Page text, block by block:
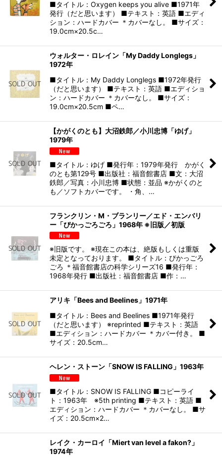
■タイトル：Oxygen keeps you alive ■1971年
発行（だと思います） ■テキスト：英語 ■エディ
ション：ハードカバー ＊カバーなし。 ■サイズ：
19.0cm×20.5c…
ウォルター・ロレイン「My Daddy Longlegs」
1972年
■タイトル：My Daddy Longlegs ■1972年発行
（だと思います） ■テキスト：英語 ■エディショ
ン：ハードカバー ＊カバーなし。 ■サイズ：
19.0cm×20.5cm ■ペ…
【かがくのとも】大沼鉄郎／小川忠博「ゆげ」
1979年
■タイトル：ゆげ ■発行年：1979年発行 かがく
のとも第129号 ■出版社：福音館書店 ■文：大沼
鉄郎／写真：小川忠博 ■状態：並品 ※かがくのと
も／ソフトカバーです。 ・角、…
フランクリン・M・ブランリー／エド・エンバリ
ー「ぴかっごろごろ」1968年 ※旧版／初版
※旧版です。 ※現在この本は、絶版もしくは重版
未定となっております。 ■タイトル：ぴかっごろ
ごろ ＊福音館書店の科学シリーズ16 ■発行年：
1968年発行 ■出版社：福音館書店 ■作：…
アリキ「Bees and Beelines」1971年
■タイトル：Bees and Beelines ■1971年発行
（だと思います） ※reprinted ■テキスト：英語
■エディション：ハードカバー ＊カバー付き。 ■
サイズ：20.5cm…
ヘレン・ストーン「SNOW IS FALLING」1963年
■タイトル：SNOW IS FALLING ■コピーライ
ト：1963年 ※5th printing ■テキスト：英語 ■
エディション：ハードカバー ＊カバーなし。 ■サ
イズ：20.5cm×2…
レイク・カーロイ「Miert van level a fakon?」
1974年